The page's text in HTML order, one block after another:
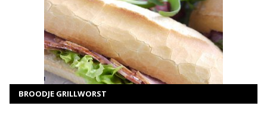
MEER INFORMATIE
SELECTEER OPTIES
BROODJE GRILLWORST